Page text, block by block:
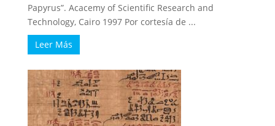
Papyrus”. Acacemy of Scientific Research and
Technology, Cairo 1997 Por cortesía de ...
Leer Más